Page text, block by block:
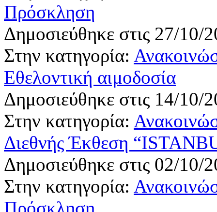
Πρόσκληση
Δημοσιεύθηκε στις 27/10/
Στην κατηγορία:
Εθελοντική αιμοδοσία
Δημοσιεύθηκε στις 14/10/
Στην κατηγορία:
Διεθνής Έκθεση
Δημοσιεύθηκε στις 02/10/
Στην κατηγορία:
Πρόσκληση